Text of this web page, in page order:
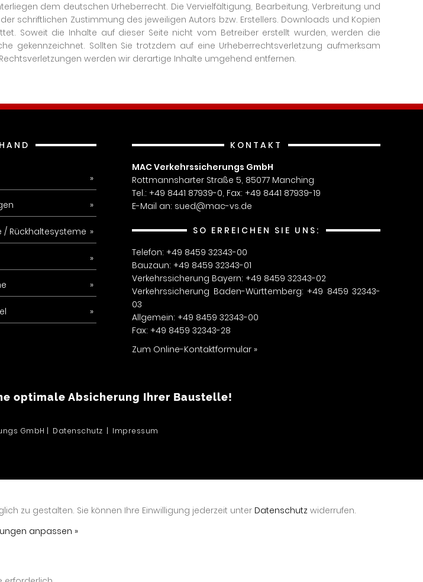
dem deutschen Urheberrecht. Die Vervielfältigung, Bearbeitung, Verbreitung und
schriftlichen Zustimmung des jeweiligen Autors bzw. Erstellers. Downloads und Kopien
Soweit die Inhalte auf dieser Seite nicht vom Betreiber erstellt wurden, werden die
gekennzeichnet. Sollten Sie trotzdem auf eine Urheberrechtsverletzung aufmerksam
werden wir derartige Inhalte umgehend entfernen.
/ Rückhaltesysteme
KONTAKT
MAC Verkehrssicherungs GmbH
Rottmannsharter Straße 5, 85077 Manching
Tel.: +49 8441 87939-0, Fax: +49 8441 87939-19
E-Mail an: sued@mac-vs.de
SO ERREICHEN SIE UNS:
Telefon: +49 8459 32343-00
Bauzaun: +49 8459 32343-01
Verkehrssicherung Bayern: +49 8459 32343-02
Verkehrssicherung Baden-Württemberg: +49 8459 32343-
03
Allgemein: +49 8459 32343-00
Fax: +49 8459 32343-28
Zum Online-Kontaktformular »
optimale Absicherung Ihrer Baustelle!
GmbH | Datenschutz | Impressum
zu gestalten. Sie können Ihre Einwilligung jederzeit unter Datenschutz widerrufen.
anpassen »